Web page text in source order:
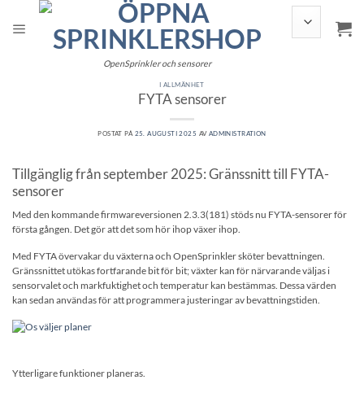
innehållet
OpenSprinkler och sensorer
I ALLMÄNHET
FYTA sensorer
POSTAT PÅ 25. AUGUSTI 2025 AV ADMINISTRATION
Tillgänglig från september 2025: Gränssnitt till FYTA-
sensorer
Med den kommande firmwareversionen 2.3.3(181) stöds nu FYTA-sensorer för
första gången. Det gör att det som hör ihop växer ihop.
Med FYTA övervakar du växterna och OpenSprinkler sköter bevattningen.
Gränssnittet utökas fortfarande bit för bit; växter kan för närvarande väljas i
sensorvalet och markfuktighet och temperatur kan bestämmas. Dessa värden
kan sedan användas för att programmera justeringar av bevattningstiden.
Ytterligare funktioner planeras.